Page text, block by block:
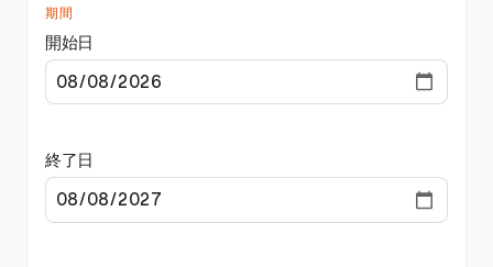
期間
開始日
終了日